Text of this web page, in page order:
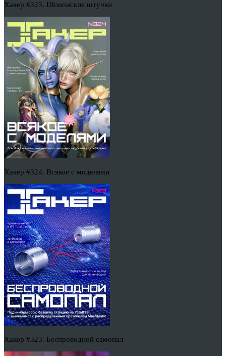
Хакер #325. Шпионские штучки
Хакер #324. Всякое с моделями
Хакер #323. Беспроводной самопал